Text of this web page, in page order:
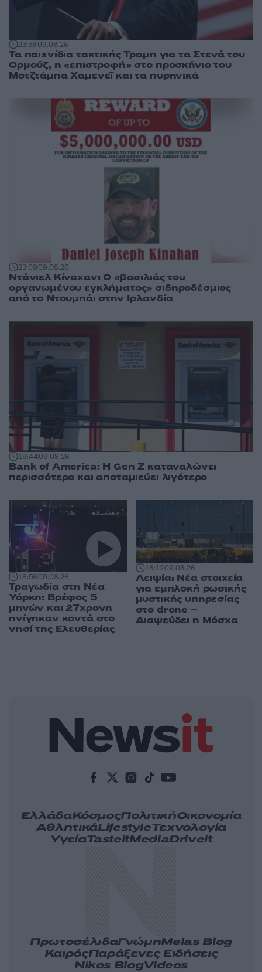
23:5809.08.26
Τα παιχνίδια τακτικής Τραμπ για τα Στενά του
Ορμούζ, η «επιστροφή» στο προσκήνιο του
Μοτζτάμπα Χαμενεΐ και τα πυρηνικά
23:0909.08.26
Ντάνιελ Κίναχαν: Ο «βασιλιάς του
οργανωμένου εγκλήματος» σιδηροδέσμιος
από το Ντουμπάι στην Ιρλανδία
19:4409.08.26
Bank of America: Η Gen Z καταναλώνει
περισσότερο και αποταμιεύει λιγότερο
18:5609.08.26
Τραγωδία στη Νέα
Υόρκη: Βρέφος 5
μηνών και 27χρονη
πνίγηκαν κοντά στο
νησί της Ελευθερίας
18:1209.08.26
Λειψία: Νέα στοιχεία
για εμπλοκή ρωσικής
μυστικής υπηρεσίας
στο drone –
Διαψεύδει η Μόσχα
ΕλλάδαΚόσμοςΠολιτικήΟικονομία
ΑθλητικάLifestyleΤεχνολογία
ΥγείαTasteitMediaDriveit
ΠρωτοσέλιδαΓνώμηMelas Blog
ΚαιρόςΠαράξενες Ειδήσεις
Nikos BlogVideos